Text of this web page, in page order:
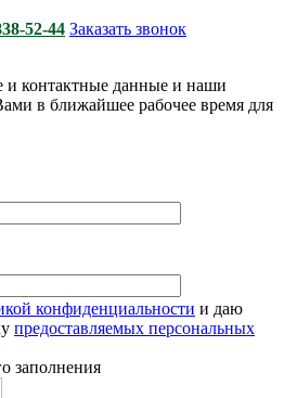
52-44 Заказать звонок
и контактные данные и наши
в ближайшее рабочее время для
конфиденциальности и даю
предоставляемых персональных
заполнения